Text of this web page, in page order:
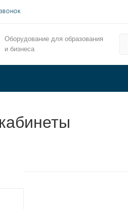
Оборудование для образования
и бизнеса